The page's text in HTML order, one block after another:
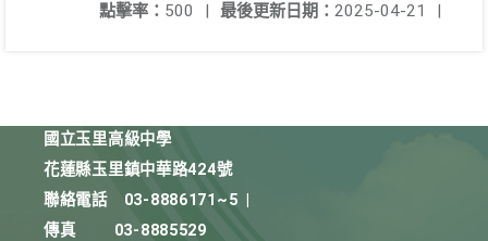
最後更新日期： 2025-04-21 |
點擊率： 500 |
國立玉里高級中學
花蓮縣玉里鎮中華路424號
聯絡電話
03-8886171~5
傳真
03-8885529